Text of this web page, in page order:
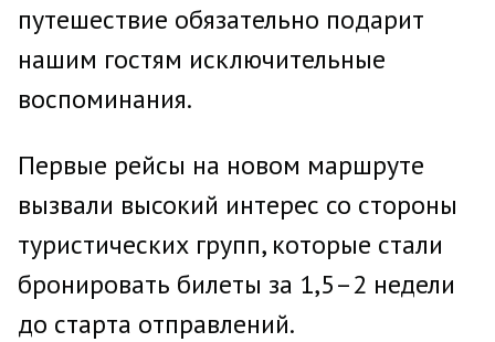
путешествие обязательно подарит
нашим гостям исключительные
воспоминания.
Первые рейсы на новом маршруте
вызвали высокий интерес со стороны
туристических групп, которые стали
бронировать билеты за 1,5–2 недели
до старта отправлений.